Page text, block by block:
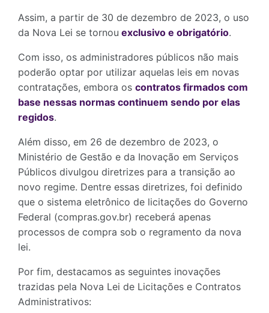
Assim, a partir de 30 de dezembro de 2023, o uso
da Nova Lei se tornou exclusivo e obrigatório.
Com isso, os administradores públicos não mais
poderão optar por utilizar aquelas leis em novas
contratações, embora os contratos firmados com
base nessas normas continuem sendo por elas
regidos.
Além disso, em 26 de dezembro de 2023, o
Ministério de Gestão e da Inovação em Serviços
Públicos divulgou diretrizes para a transição ao
novo regime. Dentre essas diretrizes, foi definido
que o sistema eletrônico de licitações do Governo
Federal (compras.gov.br) receberá apenas
processos de compra sob o regramento da nova
lei.
Por fim, destacamos as seguintes inovações
trazidas pela Nova Lei de Licitações e Contratos
Administrativos: